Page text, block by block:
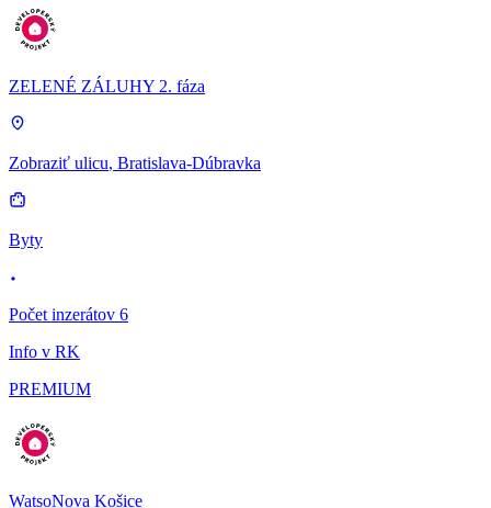
ZELENÉ ZÁLUHY 2. fáza
Zobraziť ulicu, Bratislava-Dúbravka
Byty
Počet inzerátov 6
Info v RK
PREMIUM
WatsoNova Košice